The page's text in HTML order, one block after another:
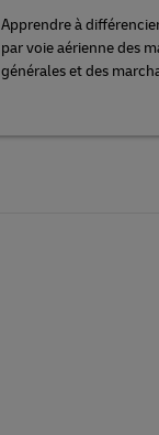
Apprendre à
par voie aérienne des
générales et des